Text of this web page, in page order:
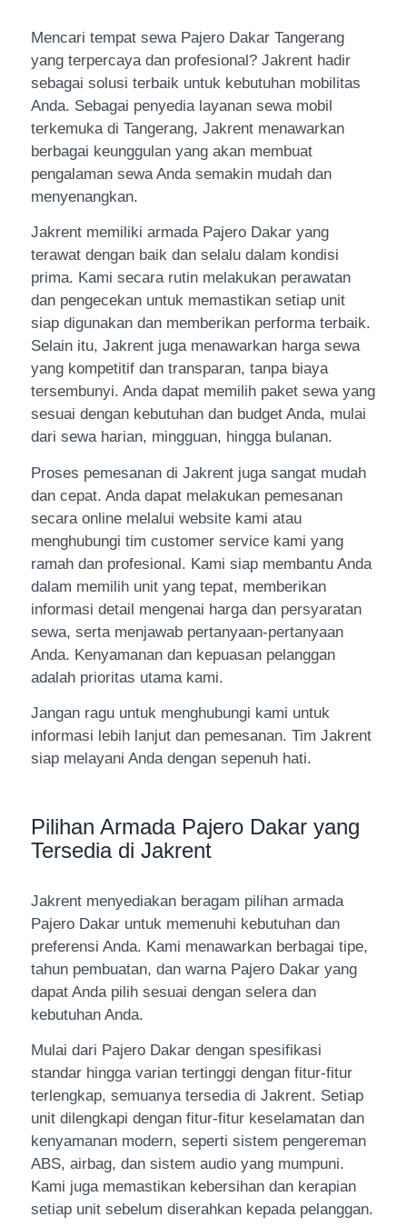
Mencari tempat sewa Pajero Dakar Tangerang
yang terpercaya dan profesional? Jakrent hadir
sebagai solusi terbaik untuk kebutuhan mobilitas
Anda. Sebagai penyedia layanan sewa mobil
terkemuka di Tangerang, Jakrent menawarkan
berbagai keunggulan yang akan membuat
pengalaman sewa Anda semakin mudah dan
menyenangkan.
Jakrent memiliki armada Pajero Dakar yang
terawat dengan baik dan selalu dalam kondisi
prima. Kami secara rutin melakukan perawatan
dan pengecekan untuk memastikan setiap unit
siap digunakan dan memberikan performa terbaik.
Selain itu, Jakrent juga menawarkan harga sewa
yang kompetitif dan transparan, tanpa biaya
tersembunyi. Anda dapat memilih paket sewa yang
sesuai dengan kebutuhan dan budget Anda, mulai
dari sewa harian, mingguan, hingga bulanan.
Proses pemesanan di Jakrent juga sangat mudah
dan cepat. Anda dapat melakukan pemesanan
secara online melalui website kami atau
menghubungi tim customer service kami yang
ramah dan profesional. Kami siap membantu Anda
dalam memilih unit yang tepat, memberikan
informasi detail mengenai harga dan persyaratan
sewa, serta menjawab pertanyaan-pertanyaan
Anda. Kenyamanan dan kepuasan pelanggan
adalah prioritas utama kami.
Jangan ragu untuk menghubungi kami untuk
informasi lebih lanjut dan pemesanan. Tim Jakrent
siap melayani Anda dengan sepenuh hati.
Pilihan Armada Pajero Dakar yang
Tersedia di Jakrent
Jakrent menyediakan beragam pilihan armada
Pajero Dakar untuk memenuhi kebutuhan dan
preferensi Anda. Kami menawarkan berbagai tipe,
tahun pembuatan, dan warna Pajero Dakar yang
dapat Anda pilih sesuai dengan selera dan
kebutuhan Anda.
Mulai dari Pajero Dakar dengan spesifikasi
standar hingga varian tertinggi dengan fitur-fitur
terlengkap, semuanya tersedia di Jakrent. Setiap
unit dilengkapi dengan fitur-fitur keselamatan dan
kenyamanan modern, seperti sistem pengereman
ABS, airbag, dan sistem audio yang mumpuni.
Kami juga memastikan kebersihan dan kerapian
setiap unit sebelum diserahkan kepada pelanggan.